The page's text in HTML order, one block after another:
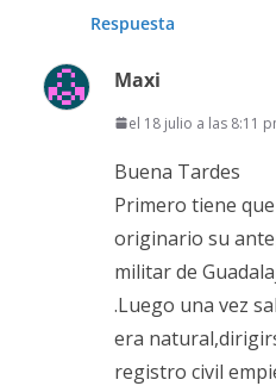
Respuesta
Maxi
el 18 julio a las 8:11
Buena Tardes
Primero tiene
originario su
militar de
.Luego una vez
era
registro civil